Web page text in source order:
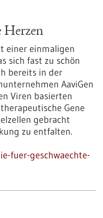
Herzen
einer einmaligen
sich fast zu schön
bereits in der
AaviGen
Viren basierten
Gene
gebracht
zu entfalten.
fuer-geschwaechte-